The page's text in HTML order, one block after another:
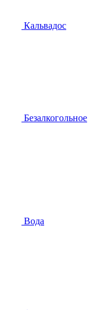
Кальвадос
Безалкогольное
Вода